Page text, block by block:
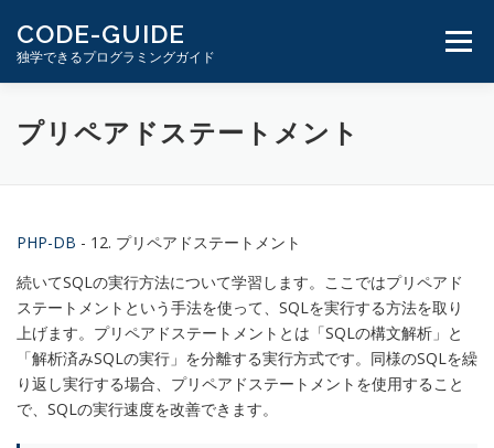
ン
CODE-GUIDE
独学できるプログラミングガイド
メニュ
１分動画とテキスト PHP学習ガイド
プリペアドステートメント
PHP-DB - 12. プリペアドステートメント
続いてSQLの実行方法について学習します。ここではプリペアド
ステートメントという手法を使って、SQLを実行する方法を取り
上げます。プリペアドステートメントとは「SQLの構文解析」と
「解析済みSQLの実行」を分離する実行方式です。同様のSQLを繰
り返し実行する場合、プリペアドステートメントを使用すること
で、SQLの実行速度を改善できます。